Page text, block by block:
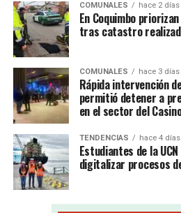
COMUNALES hace 2 días
En Coquimbo
tras catastro
COMUNALES hace 3 días
Rápida intervención
permitió detener a
en el sector del
TENDENCIAS hace 4 días
Estudiantes de la
digitalizar procesos